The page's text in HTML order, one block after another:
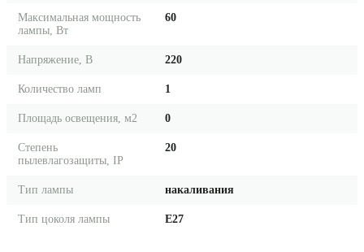
Максимальная мощность
лампы, Вт
60
Напряжение, В 220
Количество ламп 1
Площадь освещения, м2 0
Степень
пылевлагозащиты, IP
20
Тип лампы накаливания
Тип цоколя лампы E27